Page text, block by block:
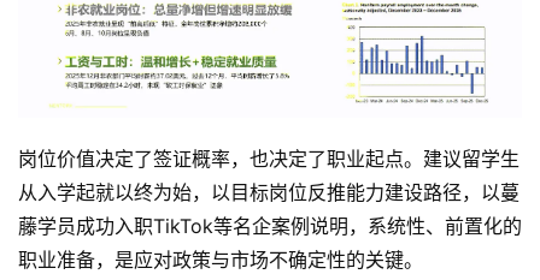
岗位价值决定了签证概率，也决定了职业起点。建议留学生
从入学起就以终为始，以目标岗位反推能力建设路径，以蔓
藤学员成功入职TikTok等名企案例说明，系统性、前置化的
职业准备，是应对政策与市场不确定性的关键。